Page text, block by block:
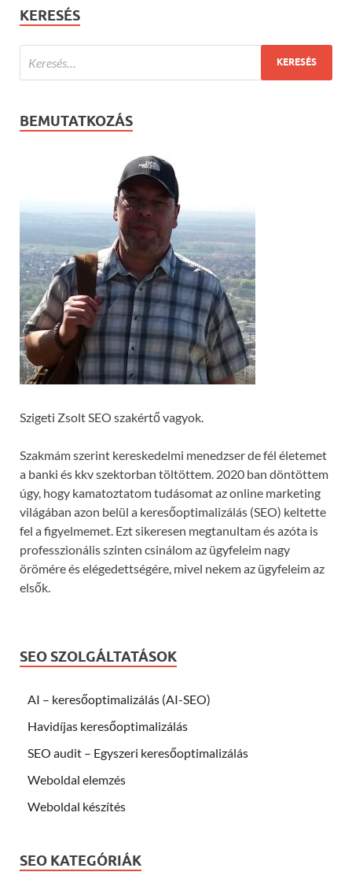
KERESÉS
BEMUTATKOZÁS
Szigeti Zsolt SEO szakértő vagyok.
Szakmám szerint kereskedelmi menedzser de fél életemet
a banki és kkv szektorban töltöttem. 2020 ban döntöttem
úgy, hogy kamatoztatom tudásomat az online marketing
világában azon belül a keresőoptimalizálás (SEO) keltette
fel a figyelmemet. Ezt sikeresen megtanultam és azóta is
professzionális szinten csinálom az ügyfeleim nagy
örömére és elégedettségére, mivel nekem az ügyfeleim az
elsők.
SEO SZOLGÁLTATÁSOK
AI – keresőoptimalizálás (AI-SEO)
Havidíjas keresőoptimalizálás
SEO audit – Egyszeri keresőoptimalizálás
Weboldal elemzés
Weboldal készítés
SEO KATEGÓRIÁK